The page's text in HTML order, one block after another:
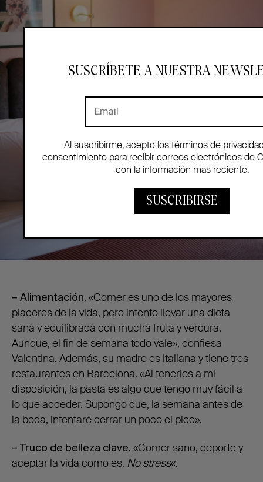
– Alimentación. «Comer es uno de los mayores
placeres de la vida, pero intento llevar una dieta
sana y equilibrada con mucha fruta y verdura.
Aunque, el fin de semana todo vale», confiesa
Valentina. Además, su madre es italiana y tiene tres
restaurantes en Barcelona. «Al tenerlos a mi
disposición, la pasta es algo que tengo muy fácil a
lo que acceder. Supongo que, la semana antes de
la boda, intentaré cerrar un poco el pico».
– Truco de belleza clave. «Comer sano, deporte y
aceptar la vida como es. No stress«.
SUSCRÍBETE A NUESTRA
Al suscribirme, acepto los términos de
consentimiento para recibir correos electrónicos de
con la información más reciente.
SUSCRIBIRSE